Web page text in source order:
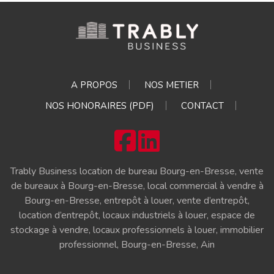
A PROPOS
NOS METIER
NOS HONORAIRES (PDF)
CONTACT
Trably Business location de bureau Bourg-en-Bresse, vente
de bureaux à Bourg-en-Bresse, local commercial à vendre à
Bourg-en-Bresse, entrepôt à louer, vente d’entrepôt,
location d’entrepôt, locaux industriels à louer, espace de
stockage à vendre, locaux professionnels à louer, immobilier
professionnel, Bourg-en-Bresse, Ain